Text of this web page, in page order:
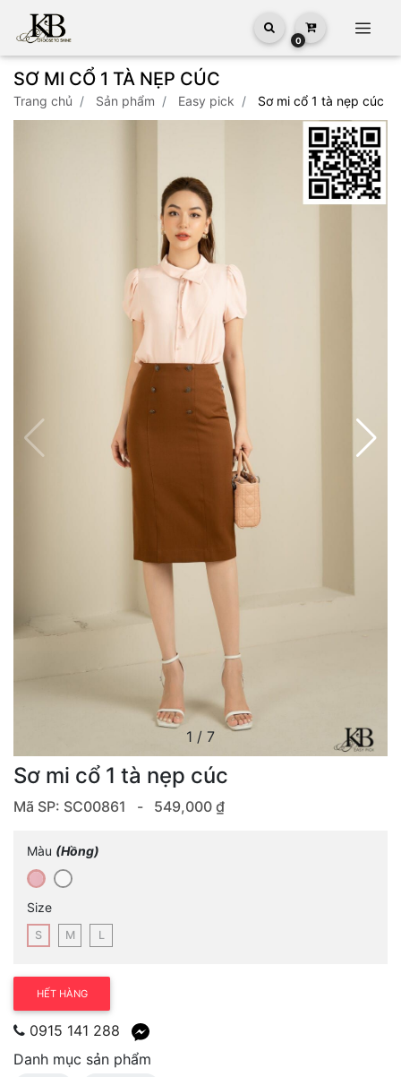
0
SƠ MI CỔ 1 TÀ NẸP CÚC
trang chủ sản phẩm easy pick sơ mi cổ 1 tà nẹp cúc
1 / 7
Sơ mi cổ 1 tà nẹp cúc
Mã SP: SC00861 - 549,000 ₫
Màu (Hồng)
Size
S M L
HẾT HÀNG
0915 141 288
Danh mục sản phẩm